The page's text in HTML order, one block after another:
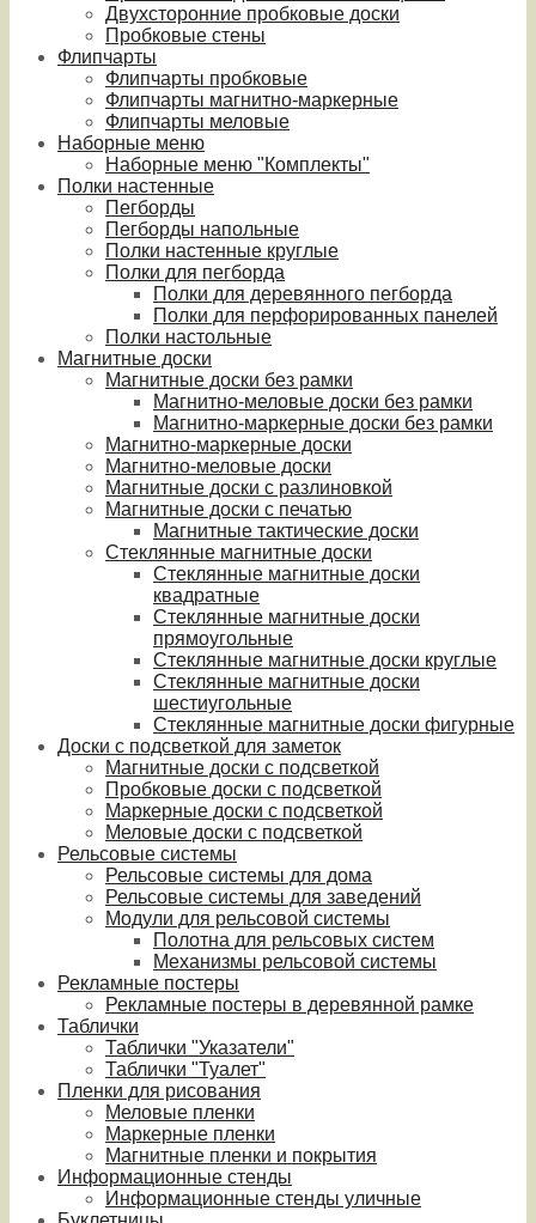
Двухсторонние пробковые доски
Пробковые стены
Флипчарты
Флипчарты пробковые
Флипчарты магнитно-маркерные
Флипчарты меловые
Наборные меню
Наборные меню "Комплекты"
Полки настенные
Пегборды
Пегборды напольные
Полки настенные круглые
Полки для пегборда
Полки для деревянного пегборда
Полки для перфорированных панелей
Полки настольные
Магнитные доски
Магнитные доски без рамки
Магнитно-меловые доски без рамки
Магнитно-маркерные доски без рамки
Магнитно-маркерные доски
Магнитно-меловые доски
Магнитные доски с разлиновкой
Магнитные доски с печатью
Магнитные тактические доски
Стеклянные магнитные доски
Стеклянные магнитные доски
квадратные
Стеклянные магнитные доски
прямоугольные
Стеклянные магнитные доски круглые
Стеклянные магнитные доски
шестиугольные
Стеклянные магнитные доски фигурные
Доски с подсветкой для заметок
Магнитные доски с подсветкой
Пробковые доски с подсветкой
Маркерные доски с подсветкой
Меловые доски с подсветкой
Рельсовые системы
Рельсовые системы для дома
Рельсовые системы для заведений
Модули для рельсовой системы
Полотна для рельсовых систем
Механизмы рельсовой системы
Рекламные постеры
Рекламные постеры в деревянной рамке
Таблички
Таблички "Указатели"
Таблички "Туалет"
Пленки для рисования
Меловые пленки
Маркерные пленки
Магнитные пленки и покрытия
Информационные стенды
Информационные стенды уличные